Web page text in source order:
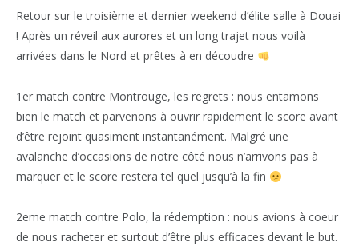
Retour sur le troisième et dernier weekend d’élite salle à Douai
! Après un réveil aux aurores et un long trajet nous voilà
arrivées dans le Nord et prêtes à en découdre
1er match contre Montrouge, les regrets : nous entamons
bien le match et parvenons à ouvrir rapidement le score avant
d’être rejoint quasiment instantanément. Malgré une
avalanche d’occasions de notre côté nous n’arrivons pas à
marquer et le score restera tel quel jusqu’à la fin
2eme match contre Polo, la rédemption : nous avions à coeur
de nous racheter et surtout d’être plus efficaces devant le but.